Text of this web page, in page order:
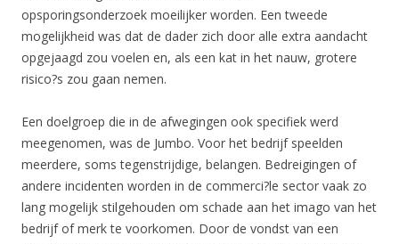
opsporingsonderzoek moeilijker worden. Een tweede
mogelijkheid was dat de dader zich door alle extra aandacht
opgejaagd zou voelen en, als een kat in het nauw, grotere
risico?s zou gaan nemen.
Een doelgroep die in de afwegingen ook specifiek werd
meegenomen, was de Jumbo. Voor het bedrijf speelden
meerdere, soms tegenstrijdige, belangen. Bedreigingen of
andere incidenten worden in de commerci?le sector vaak zo
lang mogelijk stilgehouden om schade aan het imago van het
bedrijf of merk te voorkomen. Door de vondst van een